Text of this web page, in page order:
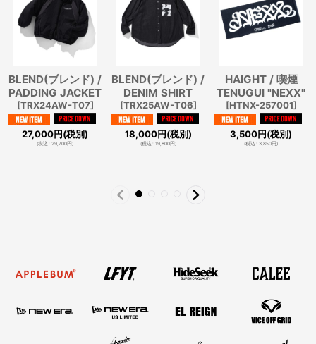
BLEND(ブレンド) /
PADDING JACKET
[TRX24AW-T07]
27,000円(税別)
(税込: 29,700円)
BLEND(ブレンド) /
DENIM SHIRT
[TRX25AW-T06]
18,000円(税別)
(税込: 19,800円)
HAIGHT / 喫煙
TENUGUI "NEXX"
[HTNX-257001]
3,500円(税別)
(税込: 3,850円)